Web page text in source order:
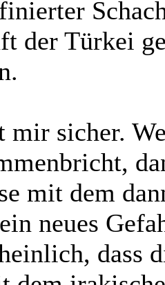
der Türkei
mir sicher.
mit dem
neues
dass